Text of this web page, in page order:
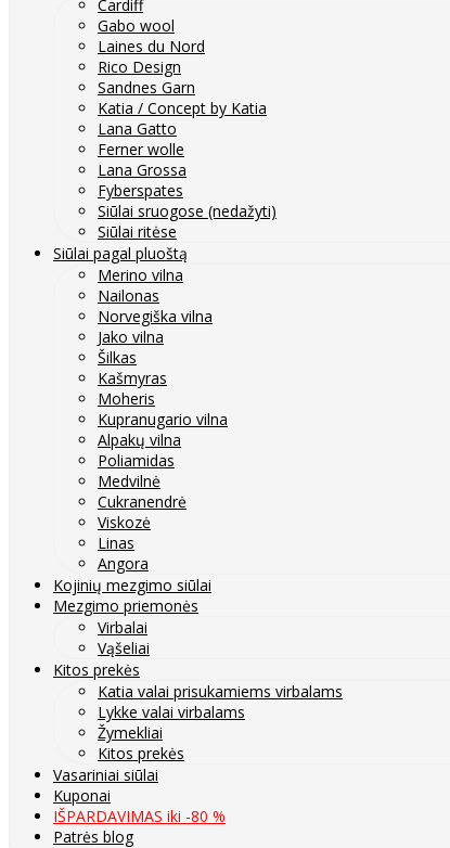
Cardiff
Gabo wool
Laines du Nord
Rico Design
Sandnes Garn
Katia / Concept by Katia
Lana Gatto
Ferner wolle
Lana Grossa
Fyberspates
Siūlai sruogose (nedažyti)
Siūlai ritėse
Siūlai pagal pluoštą
Merino vilna
Nailonas
Norvegiška vilna
Jako vilna
Šilkas
Kašmyras
Moheris
Kupranugario vilna
Alpakų vilna
Poliamidas
Medvilnė
Cukranendrė
Viskozė
Linas
Angora
Kojinių mezgimo siūlai
Mezgimo priemonės
Virbalai
Vąšeliai
Kitos prekės
Katia valai prisukamiems virbalams
Lykke valai virbalams
Žymekliai
Kitos prekės
Vasariniai siūlai
Kuponai
IŠPARDAVIMAS iki -80 %
Patrės blog